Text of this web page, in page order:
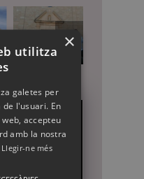
×
utilitza
galetes per
l'usuari. En
accepteu
amb la nostra
Llegir-ne més